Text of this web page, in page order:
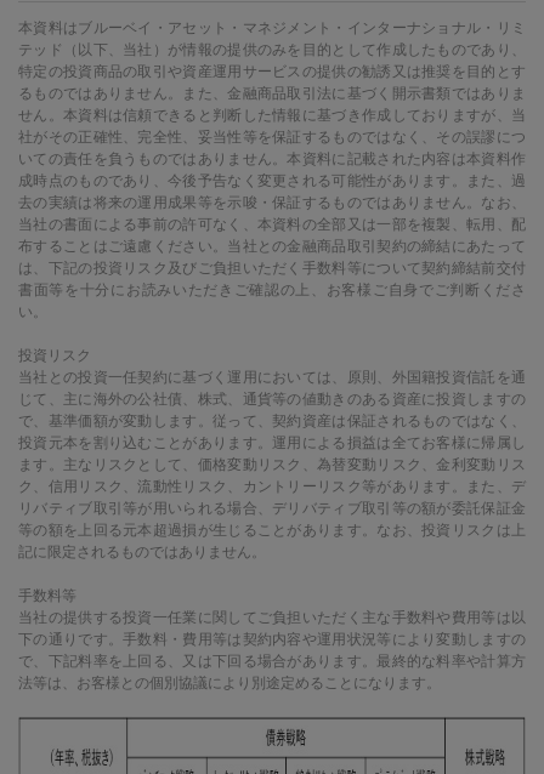
本資料はブルーベイ・アセット・マネジメント・インターナショナル・リミ
テッド（以下、当社）が情報の提供のみを目的として作成したものであり、
特定の投資商品の取引や資産運用サービスの提供の勧誘又は推奨を目的とす
るものではありません。また、金融商品取引法に基づく開示書類ではありま
せん。本資料は信頼できると判断した情報に基づき作成しておりますが、当
社がその正確性、完全性、妥当性等を保証するものではなく、その誤謬につ
いての責任を負うものではありません。本資料に記載された内容は本資料作
成時点のものであり、今後予告なく変更される可能性があります。また、過
去の実績は将来の運用成果等を示唆・保証するものではありません。なお、
当社の書面による事前の許可なく、本資料の全部又は一部を複製、転用、配
布することはご遠慮ください。当社との金融商品取引契約の締結にあたって
は、下記の投資リスク及びご負担いただく手数料等について契約締結前交付
書面等を十分にお読みいただきご確認の上、お客様ご自身でご判断くださ
い。
投資リスク
当社との投資一任契約に基づく運用においては、原則、外国籍投資信託を通
じて、主に海外の公社債、株式、通貨等の値動きのある資産に投資しますの
で、基準価額が変動します。従って、契約資産は保証されるものではなく、
投資元本を割り込むことがあります。運用による損益は全てお客様に帰属し
ます。主なリスクとして、価格変動リスク、為替変動リスク、金利変動リス
ク、信用リスク、流動性リスク、カントリーリスク等があります。また、デ
リバティブ取引等が用いられる場合、デリバティブ取引等の額が委託保証金
等の額を上回る元本超過損が生じることがあります。なお、投資リスクは上
記に限定されるものではありません。
手数料等
当社の提供する投資一任業に関してご負担いただく主な手数料や費用等は以
下の通りです。手数料・費用等は契約内容や運用状況等により変動しますの
で、下記料率を上回る、又は下回る場合があります。最終的な料率や計算方
法等は、お客様との個別協議により別途定めることになります。